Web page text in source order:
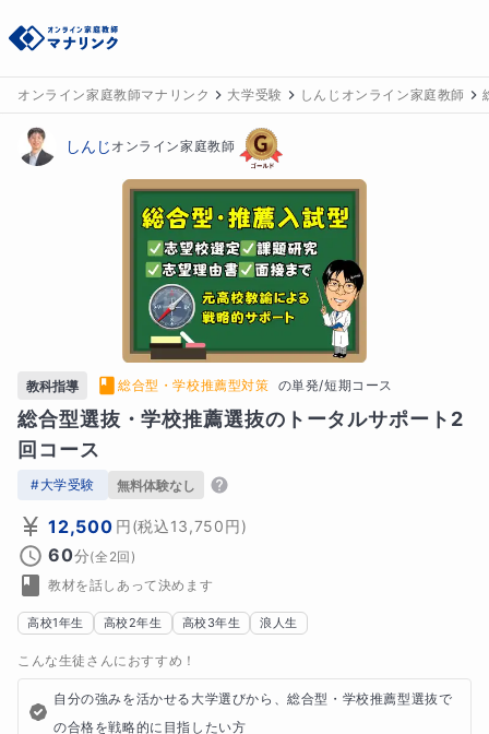
オンライン家庭教師マナリンク 大学受験 しんじオンライン家庭教師
しんじ オンライン家庭教師
教科指導 総合型・学校推薦型対策 の単発/短期コース
総合型選抜・学校推薦選抜のトータルサポート2
回コース
#大学受験 無料体験なし
12,500 円(税込13,750円)
60分(全 2回)
教材を話しあって決めます
高校1年生 高校2年生 高校3年生 浪人生
こんな生徒さんにおすすめ！
自分の強みを活かせる大学選びから、総合型・学校推薦型選抜で
の合格を戦略的に目指したい方